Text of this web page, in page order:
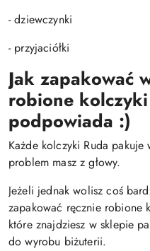
- dziewczynki
- przyjaciółki
Jak zapakować
robione
podpowiada :)
Każde kolczyki Ruda
problem masz z głowy.
Jeżeli jednak wolisz coś
zapakować ręcznie robione
które znajdziesz w sklepie
do wyrobu biżuterii.